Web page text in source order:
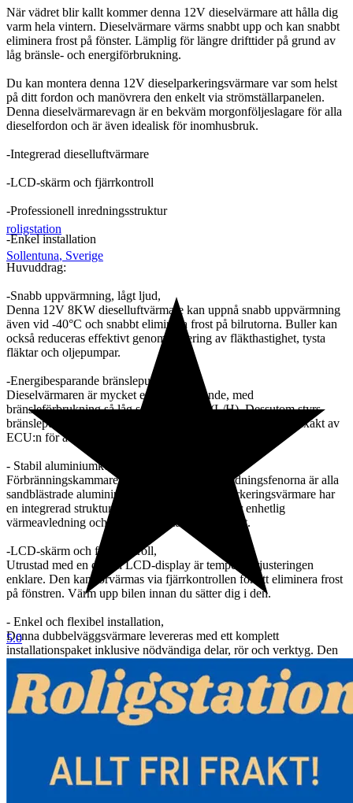
När vädret blir kallt kommer denna 12V dieselvärmare att hålla dig
varm hela vintern. Dieselvärmare värms snabbt upp och kan snabbt
eliminera frost på fönster. Lämplig för längre drifttider på grund av
låg bränsle- och energiförbrukning.
Du kan montera denna 12V dieselparkeringsvärmare var som helst
på ditt fordon och manövrera den enkelt via strömställarpanelen.
Denna dieselvärmarevagn är en bekväm morgonföljeslagare för alla
dieselfordon och är även idealisk för inomhusbruk.
-Integrerad dieselluftvärmare
-LCD-skärm och fjärrkontroll
-Professionell inredningsstruktur
-Enkel installation
Huvuddrag:
-Snabb uppvärmning, lågt ljud,
Denna 12V 8KW dieselluftvärmare kan uppnå snabb uppvärmning
även vid -40°C och snabbt eliminera frost på bilrutorna. Buller kan
också reduceras effektivt genom justering av fläkthastighet, tysta
fläktar och oljepumpar.
-Energibesparande bränslepump,
Dieselvärmaren är mycket energibesparande, med
bränsleförbrukning så låg som 0,18-0,48 (L/H). Dessutom styrs
bränslepumpens insprutningsfrekvens och luftintagsvolym exakt av
ECU:n för att förlänga livslängden.
- Stabil aluminiumkonstruktion,
Förbränningskammaren, basen och värmeavledningsfenorna är alla
sandblästrade aluminiumdelar. Denna dieselparkeringsvärmare har
en integrerad struktur som har egenskaperna för enhetlig
värmeavledning och hög temperaturbeständighet.
-LCD-skärm och fjärrkontroll,
Utrustad med en digital LCD-display är temperaturjusteringen
enklare. Den kan förvärmas via fjärrkontrollen för att eliminera frost
på fönstren. Värm upp bilen innan du sätter dig i den.
- Enkel och flexibel installation,
Denna dubbelväggsvärmare levereras med ett komplett
installationspaket inklusive nödvändiga delar, rör och verktyg. Den
är lätt att använda och kan flexibelt monteras på flera ställen på
fordonet.
-Dieselfordon och inomhusbruk,
Bussvärmaren används vanligtvis för hyttuppvärmning av olika
Produktspecifikationer:
roligstation
Sollentuna, Sverige
5.0